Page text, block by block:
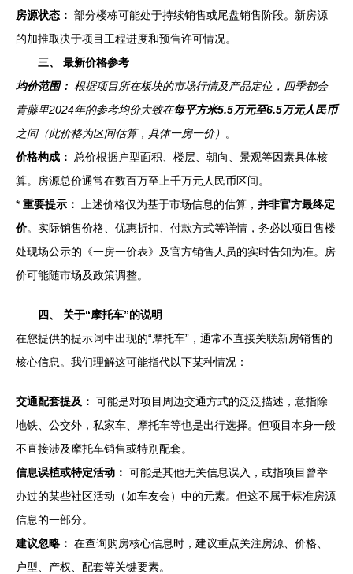
房源状态： 部分楼栋可能处于持续销售或尾盘销售阶段。新房源
的加推取决于项目工程进度和预售许可情况。
三、 最新价格参考
均价范围： 根据项目所在板块的市场行情及产品定位，四季都会
青藤里2024年的参考均价大致在每平方米5.5万元至6.5万元人民币
之间（此价格为区间估算，具体一房一价）。
价格构成：
总价根据户型面积、楼层、朝向、景观等因素具体核
算。房源总价通常在数百万至上千万元人民币区间。
* 重要提示： 上述价格仅为基于市场信息的估算， 并非官方最终定
价。实际销售价格、优惠折扣、付款方式等详情，务必以项目售楼
处现场公示的《一房一价表》及官方销售人员的实时告知为准。房
价可能随市场及政策调整。
四、 关于“摩托车”的说明
在您提供的提示词中出现的“摩托车”，通常不直接关联新房销售的
核心信息。我们理解这可能指代以下某种情况：
交通配套提及： 可能是对项目周边交通方式的泛泛描述，意指除
地铁、公交外，私家车、摩托车等也是出行选择。但项目本身一般
不直接涉及摩托车销售或特别配套。
信息误植或特定活动： 可能是其他无关信息误入，或指项目曾举
办过的某些社区活动（如车友会）中的元素。但这不属于标准房源
信息的一部分。
建议忽略： 在查询购房核心信息时，建议重点关注房源、价格、
户型、产权、配套等关键要素。